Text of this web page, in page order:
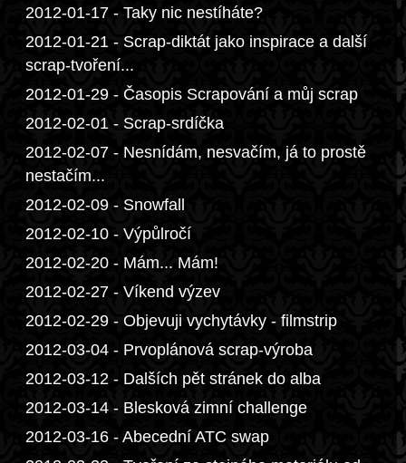
2012-01-17 - Taky nic nestíháte?
2012-01-21 - Scrap-diktát jako inspirace a další
scrap-tvoření...
2012-01-29 - Časopis Scrapování a můj scrap
2012-02-01 - Scrap-srdíčka
2012-02-07 - Nesnídám, nesvačím, já to prostě
nestačím...
2012-02-09 - Snowfall
2012-02-10 - Výpůlročí
2012-02-20 - Mám... Mám!
2012-02-27 - Víkend výzev
2012-02-29 - Objevuji vychytávky - filmstrip
2012-03-04 - Prvoplánová scrap-výroba
2012-03-12 - Dalších pět stránek do alba
2012-03-14 - Blesková zimní challenge
2012-03-16 - Abecední ATC swap